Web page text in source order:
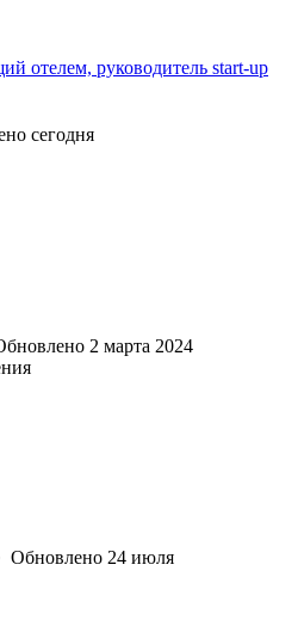
отелем, руководитель start-up
сегодня
2 марта 2024
Обновлено 24 июля